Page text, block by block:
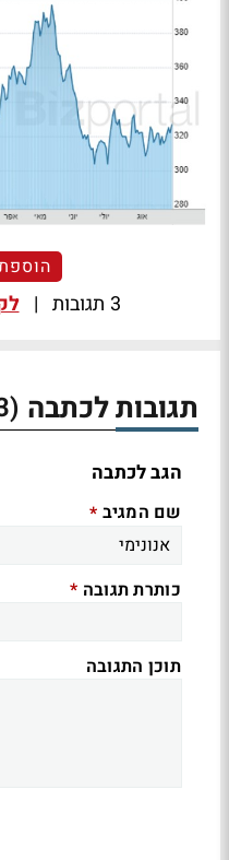
3 תגובות |
תגובות לכתבה (3)
הגב לכתבה
שם המגיב *
כותרת תגובה *
תוכן התגובה